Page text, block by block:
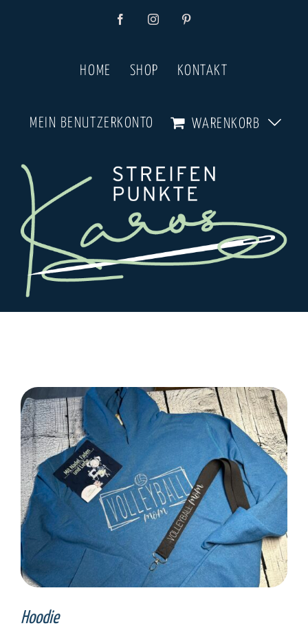
FacebookInstagramPinterest
HOME SHOP KONTAKT
MEIN BENUTZERKONTO WARENKORB
SELECT OPTIONS / DETAILS
Hoodie